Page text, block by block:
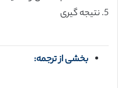
5. نتیجه گیری
بخشی از ترجمه: